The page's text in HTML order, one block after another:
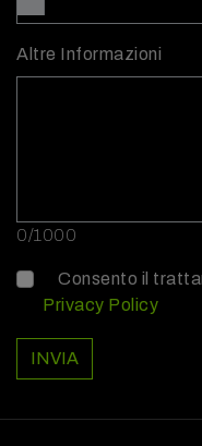
Altre Informazioni
0/1000
Consento il
Privacy Policy
INVIA